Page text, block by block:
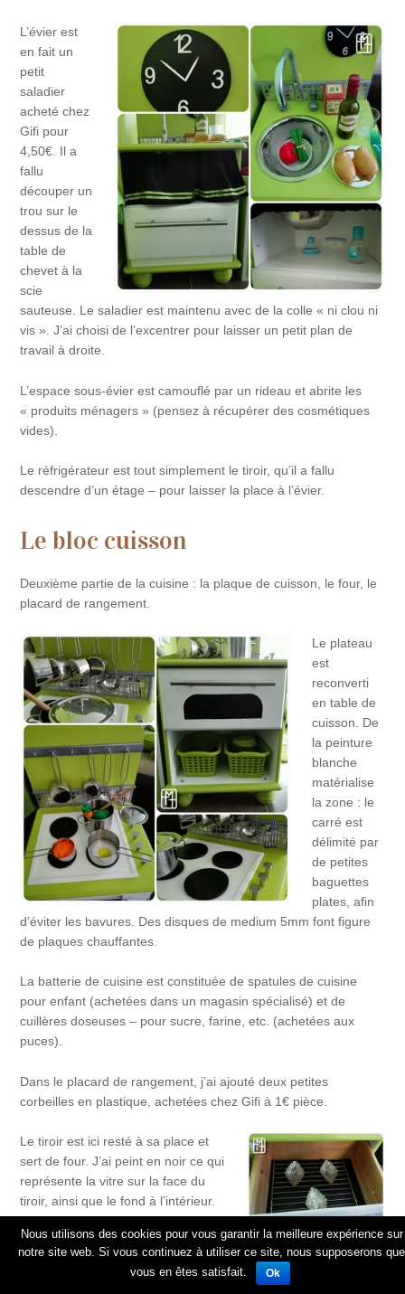
L’évier est
en fait un
petit
saladier
acheté chez
Gifi pour
4,50€. Il a
fallu
découper un
trou sur le
dessus de la
table de
chevet à la
scie
sauteuse. Le saladier est maintenu avec de la colle « ni clou ni
vis ». J’ai choisi de l’excentrer pour laisser un petit plan de
travail à droite.
L’espace sous-évier est camouflé par un rideau et abrite les
« produits ménagers » (pensez à récupérer des cosmétiques
vides).
Le réfrigérateur est tout simplement le tiroir, qu’il a fallu
descendre d’un étage – pour laisser la place à l’évier.
Le bloc cuisson
Deuxième partie de la cuisine : la plaque de cuisson, le four, le
placard de rangement.
Le plateau
est
reconverti
en table de
cuisson. De
la peinture
blanche
matérialise
la zone : le
carré est
délimité par
de petites
baguettes
plates, afin
d’éviter les bavures. Des disques de medium 5mm font figure
de plaques chauffantes.
La batterie de cuisine est constituée de spatules de cuisine
pour enfant (achetées dans un magasin spécialisé) et de
cuillères doseuses – pour sucre, farine, etc. (achetées aux
puces).
Dans le placard de rangement, j’ai ajouté deux petites
corbeilles en plastique, achetées chez Gifi à 1€ pièce.
Le tiroir est ici resté à sa place et
sert de four. J’ai peint en noir ce qui
représente la vitre sur la face du
tiroir, ainsi que le fond à l’intérieur.
Une grille récupérée à la
déchetterie et taillée sur mesure
finalise le tout. Les poignées (y
compris celle du réfrigérateur)
Nous utilisons des cookies pour vous garantir la meilleure expérience sur
notre site web. Si vous continuez à utiliser ce site, nous supposerons que
vous en êtes satisfait.
Ok